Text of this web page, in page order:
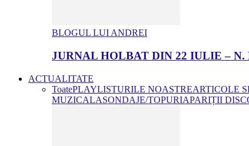
BLOGUL LUI ANDREI
JURNAL HOLBAT DIN 22 IULIE –
ACTUALITATE
ToatePLAYLISTURILE NOASTREARTICOLE
MUZICALASONDAJE/TOPURIAPARIȚII